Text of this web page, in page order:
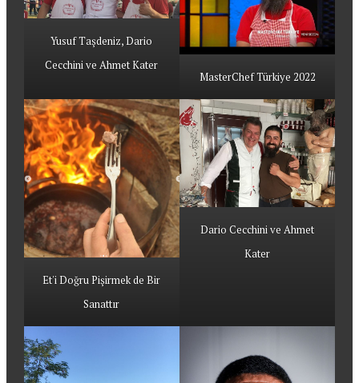
Yusuf Taşdeniz, Dario
Cecchini ve Ahmet Kater
MasterChef Türkiye 2022
Et'i Doğru Pişirmek de Bir
Sanattır
Dario Cecchini ve Ahmet
Kater